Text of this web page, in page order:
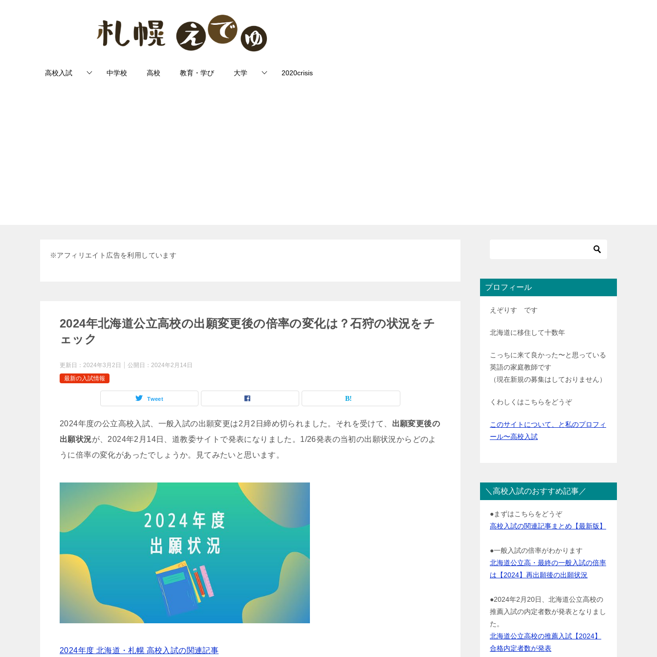
高校入試 中学校 高校 教育・学び 大学 2020crisis
※アフィリエイト広告を利用しています
2024年北海道公立高校の出願変更後の倍率の変化は？石狩の状況をチ
ェック
更新日： 2024年3月2日 公開日： 2024年2月14日
最新の入試情報
Tweet
2024年度の公立高校入試、一般入試の出願変更は2月2日締め切られました。それを受けて、 出願変更後の
出願状況が、2024年2月14日、道教委サイトで発表になりました。1/26発表の当初の出願状況からどのよ
うに倍率の変化があったでしょうか。見てみたいと思います。
2024年度 北海道・札幌 高校入試の関連記事
プロフィール
えぞりす です
北海道に移住して十数年
こっちに来て良かった〜と思っている
英語の家庭教師です
（現在新規の募集はしておりません）
くわしくはこちらをどうぞ
このサイトについて、と私のプロフィ
ール〜高校入試
＼高校入試のおすすめ記事／
●まずはこちらをどうぞ
高校入試の関連記事まとめ【最新版】
●一般入試の倍率がわかります
北海道公立高・最終の一般入試の倍率
は【2024】再出願後の出願状況
●2024年2月20日、北海道公立高校の
推薦入試の内定者数が発表となりまし
た。
北海道公立高校の推薦入試【2024】
合格内定者数が発表